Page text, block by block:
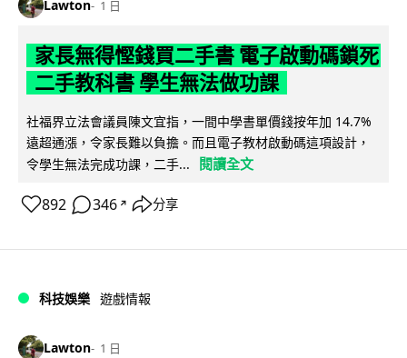
Lawton 1 日
家長無得慳錢買二手書 電子啟動碼鎖死
二手教科書 學生無法做功課
社福界立法會議員陳文宜指，一間中學書單價錢按年加 14.7%
遠超通漲，令家長難以負擔。而且電子教材啟動碼這項設計，
令學生無法完成功課，二手...
閱讀全文
892 346 ↗ 分享
科技娛樂 遊戲情報
Lawton 1 日